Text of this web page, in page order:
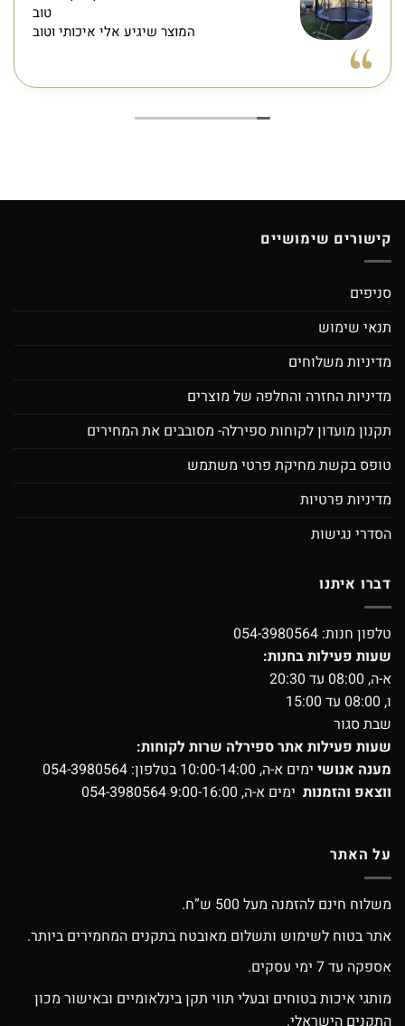
טוב
המוצר שיגיע אלי איכותי וטוב
קישורים שימושיים
סניפים
תנאי שימוש
מדיניות משלוחים
מדיניות החזרה והחלפה של מוצרים
תקנון מועדון לקוחות ספירלה- מסובבים את המחירים
טופס בקשת מחיקת פרטי משתמש
מדיניות פרטיות
הסדרי נגישות
דברו איתנו
טלפון חנות: 054-3980564
שעות פעילות בחנות:
א-ה, 08:00 עד 20:30
ו, 08:00 עד 15:00
שבת סגור
שעות פעילות אתר ספירלה שרות לקוחות:
מענה אנושי ימים א-ה, 10:00-14:00 בטלפון:
054-3980564
ווצאפ והזמנות ימים א-ה, 9:00-16:00 054-3980564
על האתר
משלוח חינם להזמנה מעל 500 ש”ח.
אתר בטוח לשימוש ותשלום מאובטח בתקנים המחמירים ביותר.
אספקה עד 7 ימי עסקים.
מותגי איכות בטוחים ובעלי תווי תקן בינלאומיים ובאישור מכון
התקנים הישראלי.